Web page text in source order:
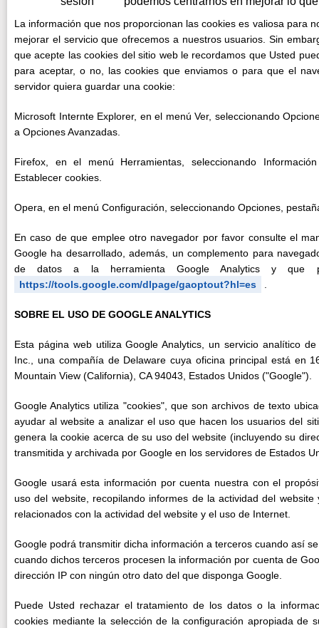
La información que nos proporcionan las cookies es valiosa para
mejorar el servicio que ofrecemos a nuestros usuarios. Sin
que acepte las cookies del sitio web le recordamos que Usted
para aceptar, o no, las cookies que enviamos o para que el
servidor quiera guardar una cookie:
Microsoft Internte Explorer, en el menú Ver, seleccionando
a Opciones Avanzadas.
Firefox, en el menú Herramientas, seleccionando
Establecer cookies.
Opera, en el menú Configuración, seleccionando Opciones,
En caso de que emplee otro navegador por favor consulte el
Google ha desarrollado, además, un complemento para
de datos a la herramienta Google Analytics y que
https://tools.google.com/dlpage/gaoptout?hl=es
SOBRE EL USO DE GOOGLE ANALYTICS
Esta página web utiliza Google Analytics, un servicio analítico
Inc., una compañía de Delaware cuya oficina principal está en
Mountain View (California), CA 94043, Estados Unidos ("Google").
Google Analytics utiliza "cookies", que son archivos de texto
ayudar al website a analizar el uso que hacen los usuarios del
genera la cookie acerca de su uso del website (incluyendo su
transmitida y archivada por Google en los servidores de Estados
Google usará esta información por cuenta nuestra con el
uso del website, recopilando informes de la actividad del website
relacionados con la actividad del website y el uso de Internet.
Google podrá transmitir dicha información a terceros cuando así
cuando dichos terceros procesen la información por cuenta de
dirección IP con ningún otro dato del que disponga Google.
Puede Usted rechazar el tratamiento de los datos o la
cookies mediante la selección de la configuración apropiada de